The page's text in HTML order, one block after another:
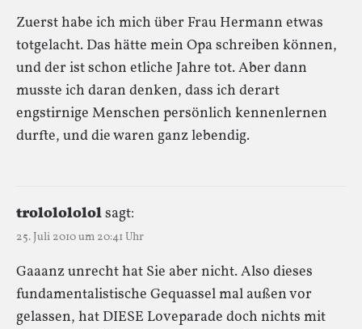
Zuerst habe ich mich über Frau Hermann etwas
totgelacht. Das hätte mein Opa schreiben können,
und der ist schon etliche Jahre tot. Aber dann
musste ich daran denken, dass ich derart
engstirnige Menschen persönlich kennenlernen
durfte, und die waren ganz lebendig.
trolololololsagt:
25. Juli 2010 um 20:41 Uhr
Gaaanz unrecht hat Sie aber nicht. Also dieses
fundamentalistische Gequassel mal außen vor
gelassen, hat DIESE Loveparade doch nichts mit